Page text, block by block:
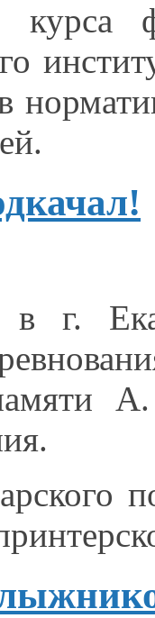
курса
г.
А.